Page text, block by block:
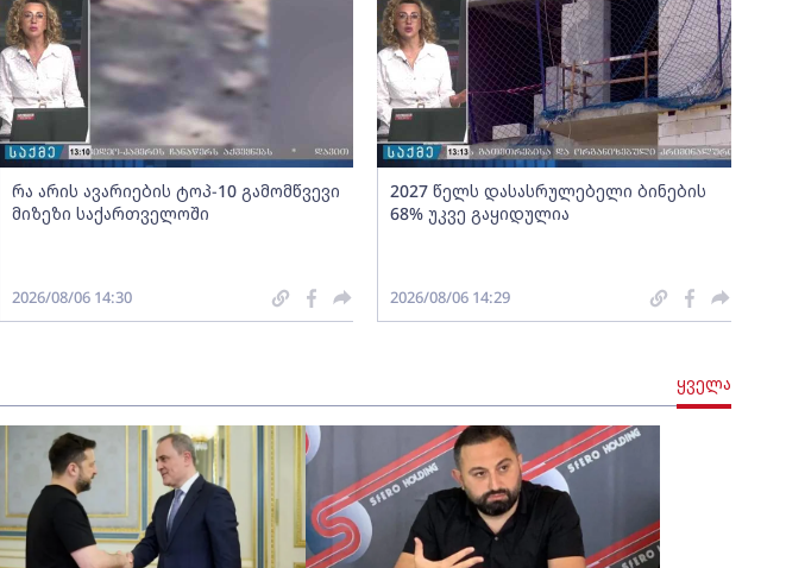
რა არის ავარიების ტოპ-10 გამომწვევი
მიზეზი საქართველოში
2026/08/06 14:30
2027 წელს დასასრულებელი ბინების
68% უკვე გაყიდულია
2026/08/06 14:29
ყველა